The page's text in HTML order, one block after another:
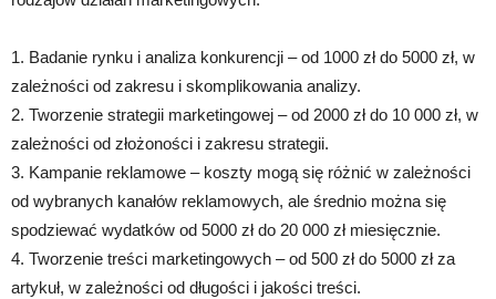
1. Badanie rynku i analiza konkurencji – od 1000 zł do 5000 zł, w
zależności od zakresu i skomplikowania analizy.
2. Tworzenie strategii marketingowej – od 2000 zł do 10 000 zł, w
zależności od złożoności i zakresu strategii.
3. Kampanie reklamowe – koszty mogą się różnić w zależności
od wybranych kanałów reklamowych, ale średnio można się
spodziewać wydatków od 5000 zł do 20 000 zł miesięcznie.
4. Tworzenie treści marketingowych – od 500 zł do 5000 zł za
artykuł, w zależności od długości i jakości treści.